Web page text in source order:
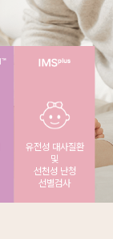
유전성 대사질환
및
선천성 난청
선별검사